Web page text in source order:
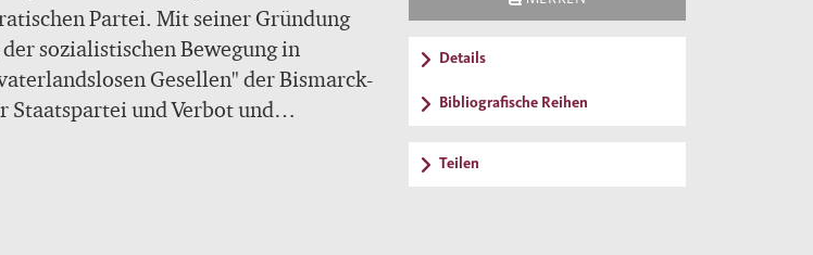
Partei. Mit seiner Gründung
sozialistischen Bewegung in
Gesellen" der Bismarck-
Staatspartei und Verbot und
bis zur Regierungspartei in der
der besten Kenner des Themas,
Details
Bibliografische Reihen
Teilen